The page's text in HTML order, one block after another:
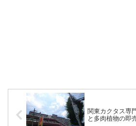
関東カクタス専
と多肉植物の即